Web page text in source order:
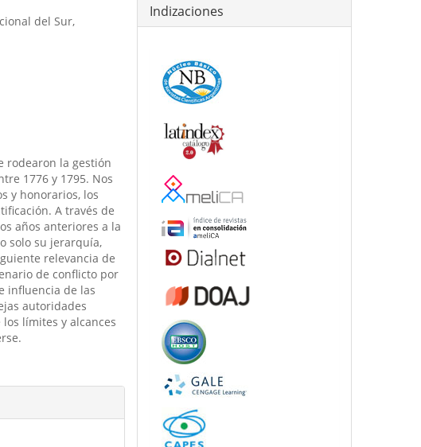
del Sur,
rodearon la gestión
1776 y 1795. Nos
y honorarios, los
A través de
años anteriores a la
solo su jerarquía,
relevancia de
de conflicto por
influencia de las
autoridades
límites y alcances
Indizaciones